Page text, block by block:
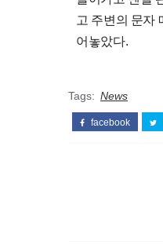
고 주변의 문자
어놓았다.
Tags: News
facebook